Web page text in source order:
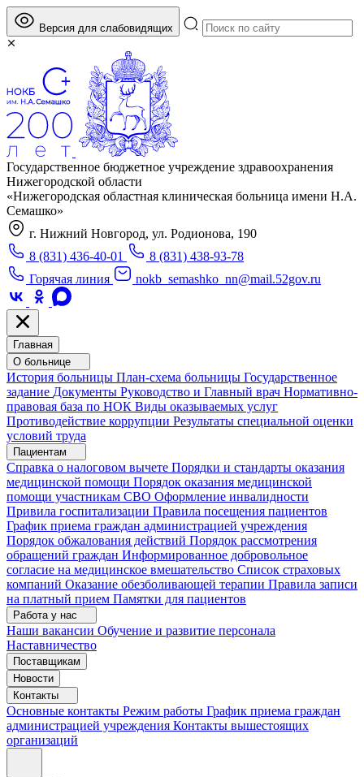
Версия для слабовидящих
Государственное бюджетное учреждение здравоохранения
Нижегородской области
«Нижегородская областная клиническая больница имени Н.А.
Семашко»
г. Нижний Новгород, ул. Родионова, 190
8 (831) 436-40-01
8 (831) 438-93-78
Горячая линия
nokb_semashko_nn@mail.52gov.ru
Главная
О больнице
История больницы План-схема больницы Государственное
задание Документы Руководство и Главный врач Нормативно-
правовая база по НОК Виды оказываемых услуг
Противодействие коррупции Результаты специальной оценки
условий труда
Пациентам
Справка о налоговом вычете Порядки и стандарты оказания
медицинской помощи Порядок оказания медицинской
помощи участникам СВО Оформление инвалидности
Привила госпитализации Правила посещения пациентов
График приема граждан администрацией учреждения
Порядок обжалования действий Порядок рассмотрения
обращений граждан Информированное добровольное
согласие на медицинское вмешательство Список страховых
компаний Оказание обезболивающей терапии Правила записи
на платный прием Памятки для пациентов
Работа у нас
Наши вакансии Обучение и развитие персонала
Наставничество
Поставщикам
Новости
Контакты
Основные контакты Режим работы График приема граждан
администрацией учреждения Контакты вышестоящих
организаций